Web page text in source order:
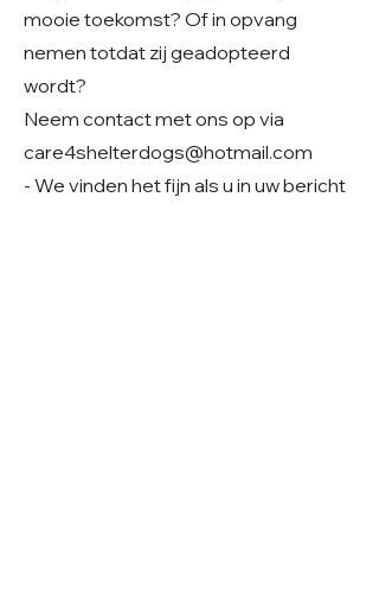
mooie toekomst? Of in opvang
nemen totdat zij geadopteerd
wordt?
Neem contact met ons op via
care4shelterdogs@hotmail.com
- We vinden het fijn als u in uw bericht